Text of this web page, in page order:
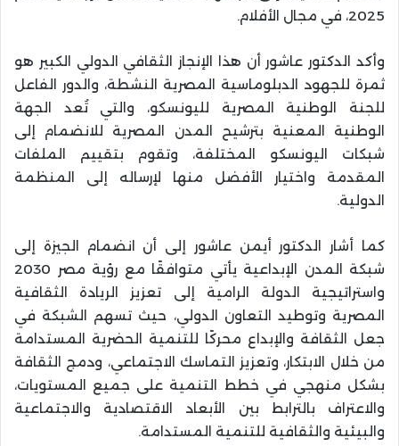
2025، في مجال الأفلام.
وأكد الدكتور عاشور أن هذا الإنجاز الثقافي الدولي الكبير هو
ثمرة للجهود الدبلوماسية المصرية النشطة، والدور الفاعل
للجنة الوطنية المصرية لليونسكو، والتي تُعد الجهة
الوطنية المعنية بترشيح المدن المصرية للانضمام إلى
شبكات اليونسكو المختلفة، وتقوم بتقييم الملفات
المقدمة واختيار الأفضل منها لإرساله إلى المنظمة
الدولية.
كما أشار الدكتور أيمن عاشور إلى أن انضمام الجيزة إلى
شبكة المدن الإبداعية يأتي متوافقًا مع رؤية مصر 2030
واستراتيجية الدولة الرامية إلى تعزيز الريادة الثقافية
المصرية وتوطيد التعاون الدولي، حيث تسهم الشبكة في
جعل الثقافة والإبداع محركًا للتنمية الحضرية المستدامة
من خلال الابتكار، وتعزيز التماسك الاجتماعي، ودمج الثقافة
بشكل منهجي في خطط التنمية على جميع المستويات،
والاعتراف بالترابط بين الأبعاد الاقتصادية والاجتماعية
والبيئية والثقافية للتنمية المستدامة.